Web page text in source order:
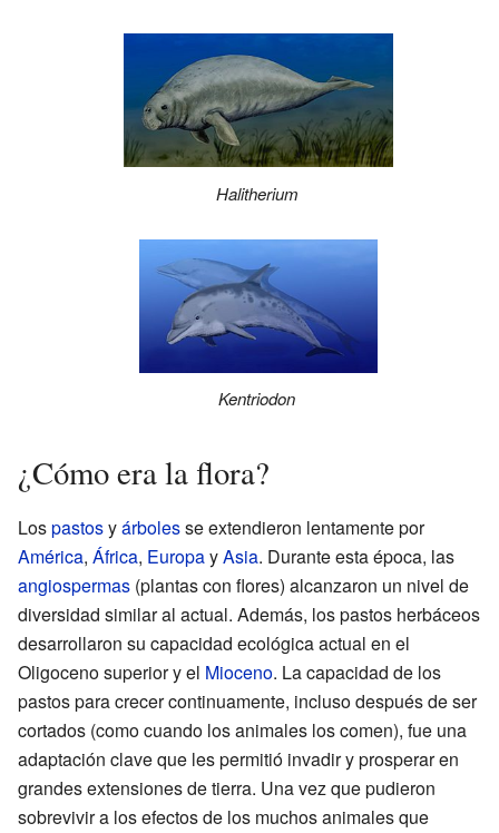
Halitherium
Kentriodon
¿Cómo era la flora?
Lospastosyárbolesse extendieron lentamente por
América, África, EuropayAsia. Durante esta época, las
angiospermas (plantas con flores) alcanzaron un nivel de
diversidad similar al actual. Además, los pastos herbáceos
desarrollaron su capacidad ecológica actual en el
Oligoceno superior y el Mioceno. La capacidad de los
pastos para crecer continuamente, incluso después de ser
cortados (como cuando los animales los comen), fue una
adaptación clave que les permitió invadir y prosperar en
grandes extensiones de tierra. Una vez que pudieron
sobrevivir a los efectos de los muchos animales que